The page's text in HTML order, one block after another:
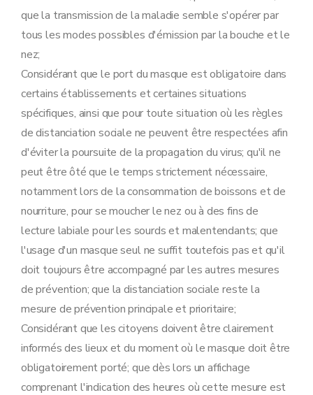
que la transmission de la maladie semble s'opérer par
tous les modes possibles d'émission par la bouche et le
nez;
Considérant que le port du masque est obligatoire dans
certains établissements et certaines situations
spécifiques, ainsi que pour toute situation où les règles
de distanciation sociale ne peuvent être respectées afin
d'éviter la poursuite de la propagation du virus; qu'il ne
peut être ôté que le temps strictement nécessaire,
notamment lors de la consommation de boissons et de
nourriture, pour se moucher le nez ou à des fins de
lecture labiale pour les sourds et malentendants; que
l'usage d'un masque seul ne suffit toutefois pas et qu'il
doit toujours être accompagné par les autres mesures
de prévention; que la distanciation sociale reste la
mesure de prévention principale et prioritaire;
Considérant que les citoyens doivent être clairement
informés des lieux et du moment où le masque doit être
obligatoirement porté; que dès lors un affichage
comprenant l'indication des heures où cette mesure est